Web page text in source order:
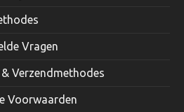
Vragen
Verzendmethodes
Voorwaarden